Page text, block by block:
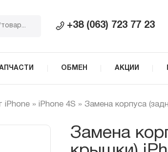
+38 (063) 723 77 23
ОБМЕН АКЦИИ
iPhone » iPhone 4S » Замена корпуса
Замена